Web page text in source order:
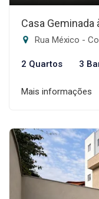
Casa Geminada
Rua México -
2 Quartos 3
Mais informações